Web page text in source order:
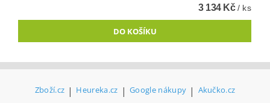
3 134 Kč/ ks
Zboží.cz | Heureka.cz | Google nákupy | Akučko.cz